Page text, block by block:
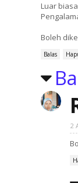
Luar biasa
Boleh
Balas
2